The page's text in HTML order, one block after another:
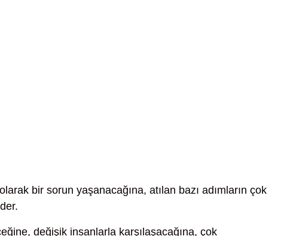
bir sorun yaşanacağına, atılan bazı adımların çok
değişik insanlarla karşılaşacağına, çok